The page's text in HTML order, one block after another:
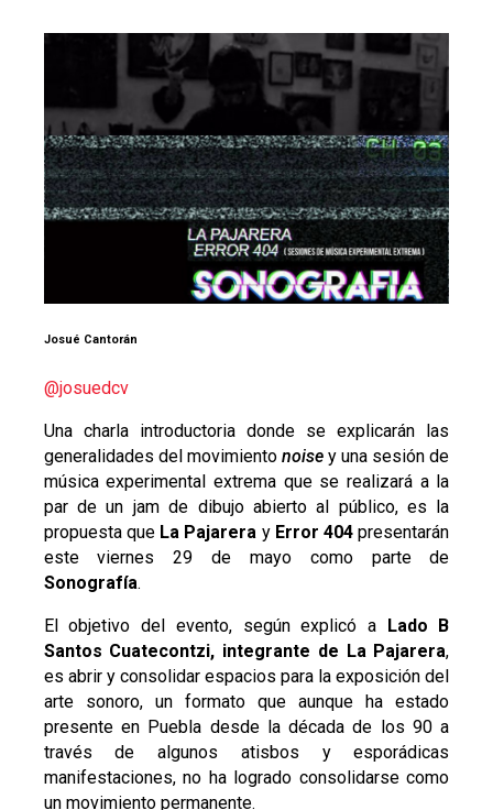
Josué Cantorán
@josuedcv
Una charla introductoria donde se explicarán las
generalidades del movimiento noisey una sesión de
música experimental extrema que se realizará a la
par de un jam de dibujo abierto al público, es la
propuesta que La Pajarera y Error 404 presentarán
este viernes 29 de mayo como parte de
Sonografía.
El objetivo del evento, según explicó a Lado B
Santos Cuatecontzi, integrante de La Pajarera,
es abrir y consolidar espacios para la exposición del
arte sonoro, un formato que aunque ha estado
presente en Puebla desde la década de los 90 a
través de algunos atisbos y esporádicas
manifestaciones, no ha logrado consolidarse como
un movimiento permanente.